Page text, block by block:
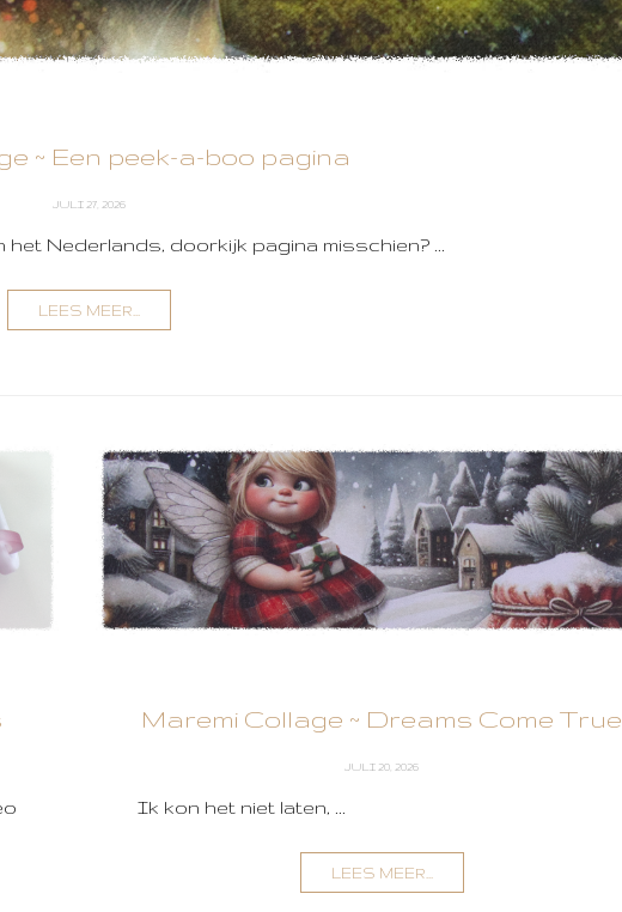
~ Een peek-a-boo pagina
JULI 27, 2026
Nederlands, doorkijk pagina misschien? ...
LEES MEER...
Maremi Collage ~ Dreams Come True
JULI 20, 2026
Ik kon het niet laten, ...
LEES MEER...